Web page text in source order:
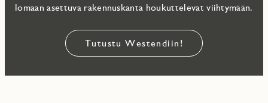
lomaan asettuva rakennuskanta houkuttelevat viihtymään.
Tutustu Westendiin!